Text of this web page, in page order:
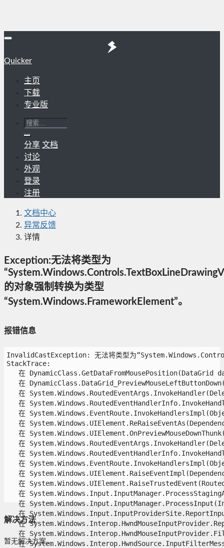
Quicker
主页
下载
专业版
分享 文档
讨论
外观
登录
注册
文档中心
异常反馈
详情
Exception:无法将类型为
的对象强制转换为类型
“System.Windows.FrameworkElement”。
报错信息
InvalidCastException: 无法将类型为
StackTrace:
在 DynamicClass.GetDataFromMousePosition(DataGrid
在
在
在
在
在
在
在
在
在
在
在
在
在
在
在
在
在
解决方法
暂无解决方案。